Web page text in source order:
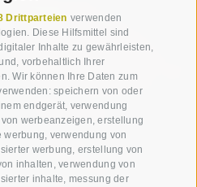
Drittparteien verwenden
Diese Hilfsmittel sind
Inhalte zu gewährleisten,
vorbehaltlich Ihrer
Wir können Ihre Daten zum
speichern von oder
endgerät, verwendung
werbeanzeigen, erstellung
verwendung von
werbung, erstellung von
inhalten, verwendung von
inhalte, messung der